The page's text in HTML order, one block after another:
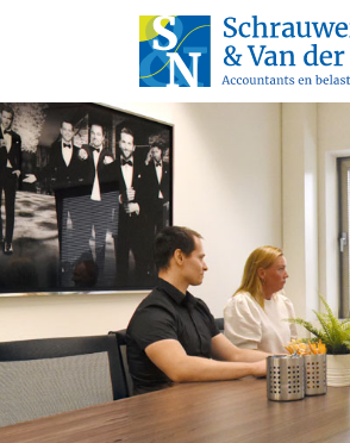
Skip
to
content